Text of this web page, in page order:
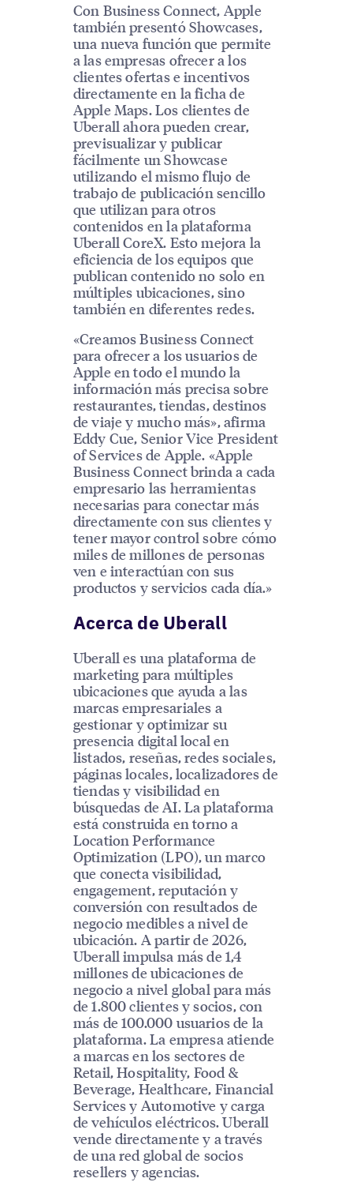
Con Business Connect, Apple
también presentó Showcases,
una nueva función que permite
a las empresas ofrecer a los
clientes ofertas e incentivos
directamente en la ficha de
Apple Maps. Los clientes de
Uberall ahora pueden crear,
previsualizar y publicar
fácilmente un Showcase
utilizando el mismo flujo de
trabajo de publicación sencillo
que utilizan para otros
contenidos en la plataforma
Uberall CoreX. Esto mejora la
eficiencia de los equipos que
publican contenido no solo en
múltiples ubicaciones, sino
también en diferentes redes.
«Creamos Business Connect
para ofrecer a los usuarios de
Apple en todo el mundo la
información más precisa sobre
restaurantes, tiendas, destinos
de viaje y mucho más», afirma
Eddy Cue, Senior Vice President
of Services de Apple. «Apple
Business Connect brinda a cada
empresario las herramientas
necesarias para conectar más
directamente con sus clientes y
tener mayor control sobre cómo
miles de millones de personas
ven e interactúan con sus
productos y servicios cada día.»
Acerca de Uberall
Uberall es una plataforma de
marketing para múltiples
ubicaciones que ayuda a las
marcas empresariales a
gestionar y optimizar su
presencia digital local en
listados, reseñas, redes sociales,
páginas locales, localizadores de
tiendas y visibilidad en
búsquedas de AI. La plataforma
está construida en torno a
Location Performance
Optimization (LPO), un marco
que conecta visibilidad,
engagement, reputación y
conversión con resultados de
negocio medibles a nivel de
ubicación. A partir de 2026,
Uberall impulsa más de 1,4
millones de ubicaciones de
negocio a nivel global para más
de 1.800 clientes y socios, con
más de 100.000 usuarios de la
plataforma. La empresa atiende
a marcas en los sectores de
Retail, Hospitality, Food &
Beverage, Healthcare, Financial
Services y Automotive y carga
de vehículos eléctricos. Uberall
vende directamente y a través
de una red global de socios
resellers y agencias.